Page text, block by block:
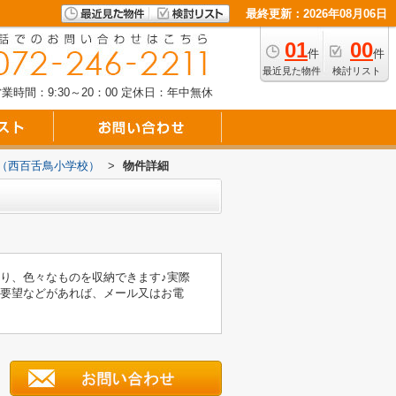
最終更新：2026年08月06日
01件
最近見た物件
00件
検討リスト
時間：9:30～20：00 定休日：年中無休
西百舌鳥小学校） > 物件詳細
、色々なものを収納できます♪実際
望などがあれば、メール又はお電